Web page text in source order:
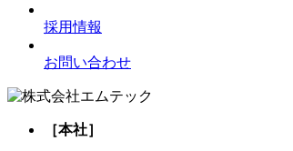
採用情報
お問い合わせ
［本社］